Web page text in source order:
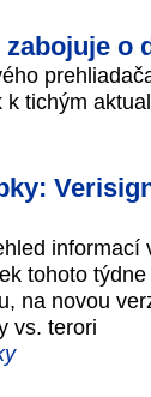
o
k tichým
tohoto
na novou
vs. terori